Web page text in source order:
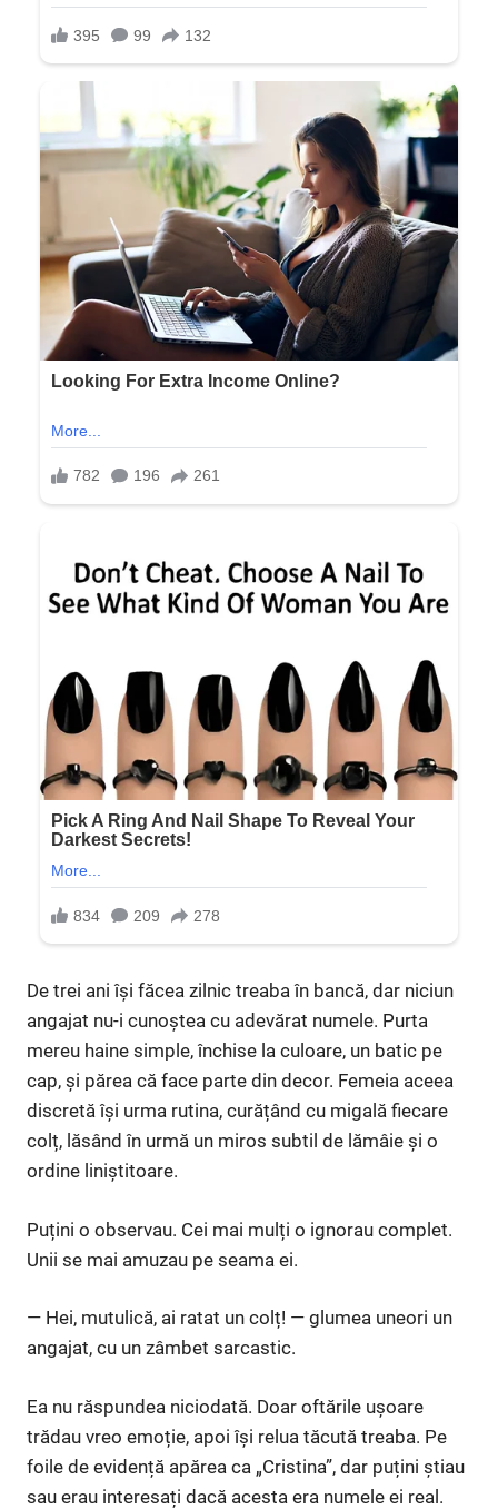
De trei ani își făcea zilnic treaba în bancă, dar niciun
angajat nu-i cunoștea cu adevărat numele. Purta
mereu haine simple, închise la culoare, un batic pe
cap, și părea că face parte din decor. Femeia aceea
discretă își urma rutina, curățând cu migală fiecare
colț, lăsând în urmă un miros subtil de lămâie și o
ordine liniștitoare.
Puțini o observau. Cei mai mulți o ignorau complet.
Unii se mai amuzau pe seama ei.
— Hei, mutulică, ai ratat un colț! — glumea uneori un
angajat, cu un zâmbet sarcastic.
Ea nu răspundea niciodată. Doar oftările ușoare
trădau vreo emoție, apoi își relua tăcută treaba. Pe
foile de evidență apărea ca „Cristina”, dar puțini știau
sau erau interesați dacă acesta era numele ei real.